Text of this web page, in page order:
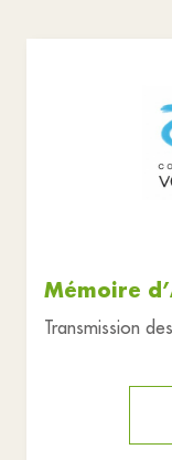
Mémoire
Transmission